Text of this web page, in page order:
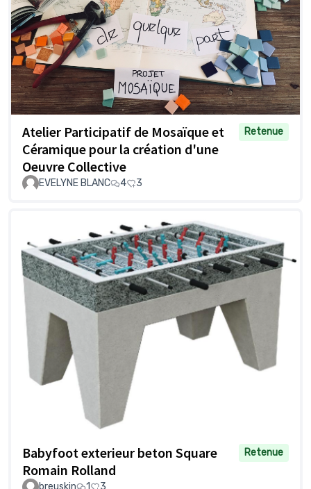
Atelier Participatif de Mosaïque et
Céramique pour la création d'une
Oeuvre Collective
Retenue
EVELYNE BLANC 4 3
Babyfoot exterieur beton Square
Romain Rolland
Retenue
breuskin 1 3